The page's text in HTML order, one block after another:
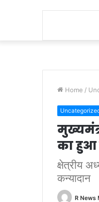
Home /
का हुआ
क्षेत्रीय
कन्यादान
R News